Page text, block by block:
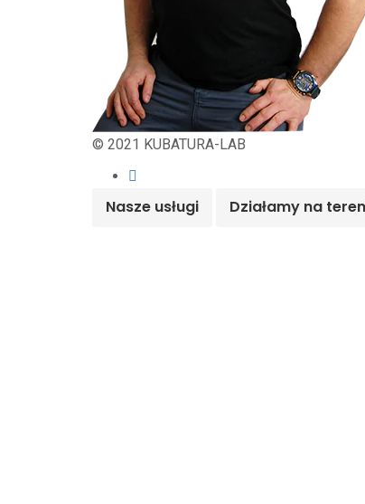
© 2021 KUBATURA-LAB
Nasze usługi Działamy na